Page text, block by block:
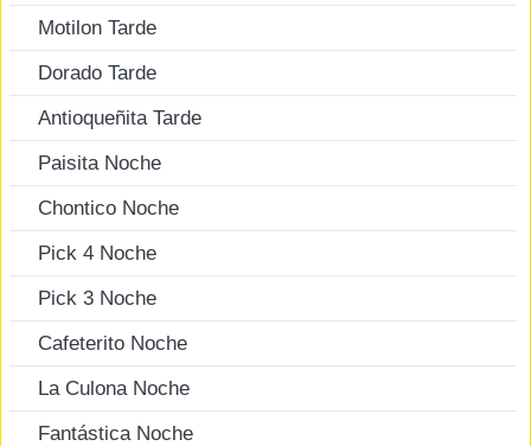
Motilon Tarde
Dorado Tarde
Antioqueñita Tarde
Paisita Noche
Chontico Noche
Pick 4 Noche
Pick 3 Noche
Cafeterito Noche
La Culona Noche
Fantástica Noche